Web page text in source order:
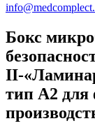
Бокс
II-
тип A2 для